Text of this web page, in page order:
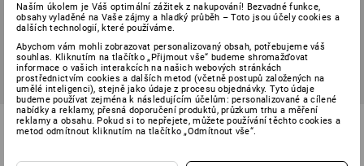
Víceúčelová obuv e.s. Minkar
II low, dětská
4 barev
SALE -47%
Víceúčelová obuv e.s.
Shreveport low, dětská
3 barev
Naším úkolem je Váš optimální zážitek z nakupování! Bezvadné funkce,
obsahy vyladěné na Vaše zájmy a hladký průběh – Toto jsou účely cookies a
dalších technologií, které používáme.
Abychom vám mohli zobrazovat personalizovaný obsah, potřebujeme váš
souhlas. Kliknutím na tlačítko „Přijmout vše“ budeme shromažďovat
informace o vašich interakcích na našich webových stránkách
prostřednictvím cookies a dalších metod (včetně postupů založených na
umělé inteligenci), stejně jako údaje z procesu objednávky. Tyto údaje
budeme používat zejména k následujícím účelům: personalizované a cílené
nabídky a reklamy, přesná doporučení produktů, průzkum trhu a měření
reklamy a obsahu. Pokud si to nepřejete, můžete používání těchto cookies a
metod odmítnout kliknutím na tlačítko „Odmítnout vše“.